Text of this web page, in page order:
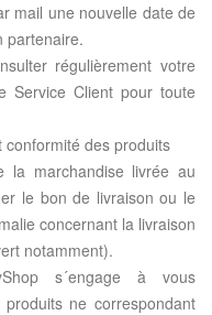
mail une nouvelle date de
partenaire.
régulièrement votre
Service Client pour toute
conformité des produits
la marchandise livrée au
le bon de livraison ou le
concernant la livraison
notamment).
s´engage à vous
ne correspondant